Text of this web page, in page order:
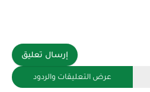
إرسال تعليق
عرض التعليقات والردود